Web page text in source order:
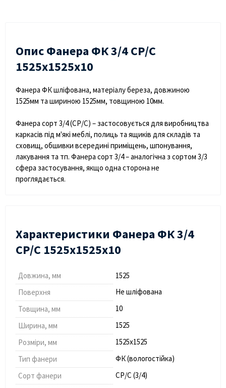
Опис Фанера ФК 3/4 СР/С
1525х1525х10
Фанера ФК шліфована, матеріалу береза, довжиною
1525мм та шириною 1525мм, товщиною 10мм.
Фанера сорт 3/4 (СР/С) – застосовується для виробництва
каркасів під м'які меблі, полиць та ящиків для складів та
сховищ, обшивки всередині приміщень, шпонування,
лакування та тп. Фанера сорт 3/4 – аналогічна з сортом 3/3
сфера застосування, якщо одна сторона не
проглядається.
Характеристики Фанера ФК 3/4
СР/С 1525х1525х10
Довжина, мм
1525
Поверхня
Не шліфована
Товщина, мм
10
Ширина, мм
1525
Розміри, мм
1525х1525
Тип фанери
ФК (вологостійка)
Сорт фанери
СР/С (3/4)